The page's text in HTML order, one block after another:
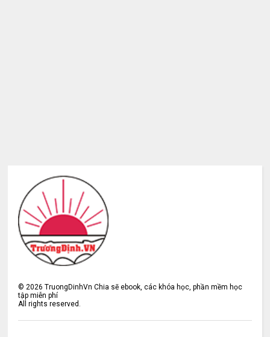
©2026 TruongDinhVn Chia sẽ ebook, các khóa học, phần mềm học
tập miễn phí
All rights reserved.